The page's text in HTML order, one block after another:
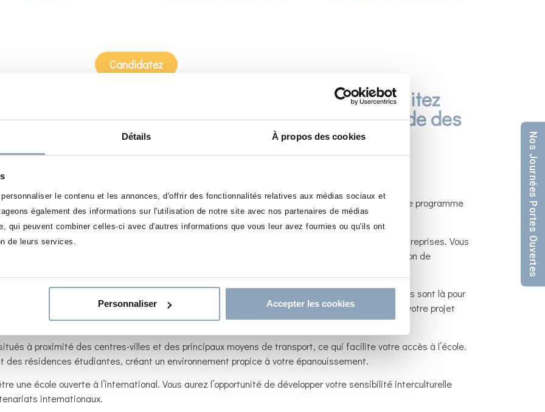
Détails À propos des cookies
personnaliser le contenu et les annonces, d'offrir des fonctionnalités relatives aux médias sociaux et
également des informations sur l'utilisation de notre site avec nos partenaires de médias
qui peuvent combiner celles-ci avec d'autres informations que vous leur avez fournies ou qu'ils ont
de leurs services.
Personnaliser Accepter les cookies
Candidatez
le commerce et le management ? Vous souhaitez
solides et être prêt à relever les défis du monde des
cherchez plus, vous êtes au bon endroit !
:
de formations en commerce et en management, allant du niveau Bac+2 au niveau Bac+5. Notre programme
et les compétences nécessaires pour réussir dans votre domaine d’expertise.
est composé de professionnels de l’enseignement ainsi que d’experts et de dirigeants d’entreprises. Vous
des savoir-faire modernes et applicables immédiatement. Nous mettons l’accent sur l’acquisition de
démarquer sur le marché du travail.
croyons en l’importance d’un suivi individualisé. Nos équipes pédagogiques et administratives sont là pour
Elles vous aideront à gérer vos emplois du temps, à surmonter les difficultés et à construire votre projet
à proximité des centres-villes et des principaux moyens de transport, ce qui facilite votre accès à l’école.
résidences étudiantes, créant un environnement propice à votre épanouissement.
une école ouverte à l’international. Vous aurez l’opportunité de développer votre sensibilité interculturelle
internationaux.
Nos Journées Portes Ouvertes